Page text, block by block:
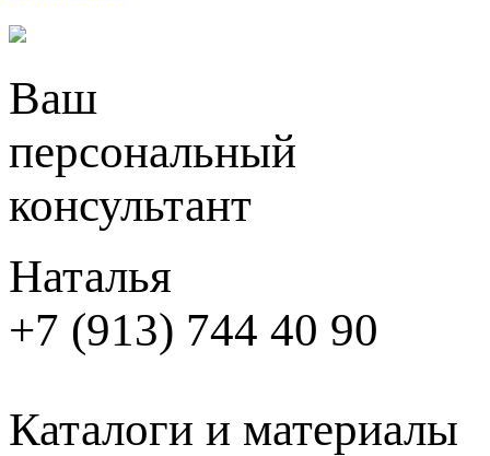
Ваш
персональный
консультант
Наталья
+7 (913) 744 40 90
Каталоги и материалы